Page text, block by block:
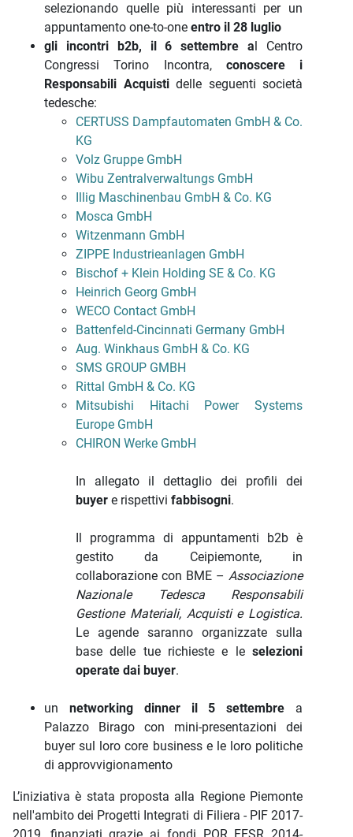
selezionando quelle più interessanti per un
appuntamento one-to-one entro il 28 luglio
gli incontri b2b, il 6 settembre a l Centro
Congressi Torino Incontra,conoscere i
Responsabili Acquistidelle seguenti società
tedesche:
CERTUSS Dampfautomaten GmbH & Co.
KG
Volz Gruppe GmbH
Wibu Zentralverwaltungs GmbH
Illig Maschinenbau GmbH & Co. KG
Mosca GmbH
Witzenmann GmbH
ZIPPE Industrieanlagen GmbH
Bischof + Klein Holding SE & Co. KG
Heinrich Georg GmbH
WECO Contact GmbH
Battenfeld-Cincinnati Germany GmbH
Aug. Winkhaus GmbH & Co. KG
SMS GROUP GMBH
Rittal GmbH & Co. KG
Mitsubishi Hitachi Power Systems
Europe GmbH
CHIRON Werke GmbH
In allegato il dettaglio dei profili dei
buyer e rispettivi fabbisogni.
Il programma di appuntamenti b2b è
gestito da Ceipiemonte, in
collaborazione con BME – Associazione
Nazionale Tedesca Responsabili
Gestione Materiali, Acquisti e Logistica.
Le agende saranno organizzate sulla
base delle tue richieste e le selezioni
operate dai buyer.
un networking dinner il 5 settembre a
Palazzo Birago con mini-presentazioni dei
buyer sul loro core business e le loro politiche
di approvvigionamento
L’iniziativa è stata proposta alla Regione Piemonte
nell'ambito dei Progetti Integrati di Filiera - PIF 2017-